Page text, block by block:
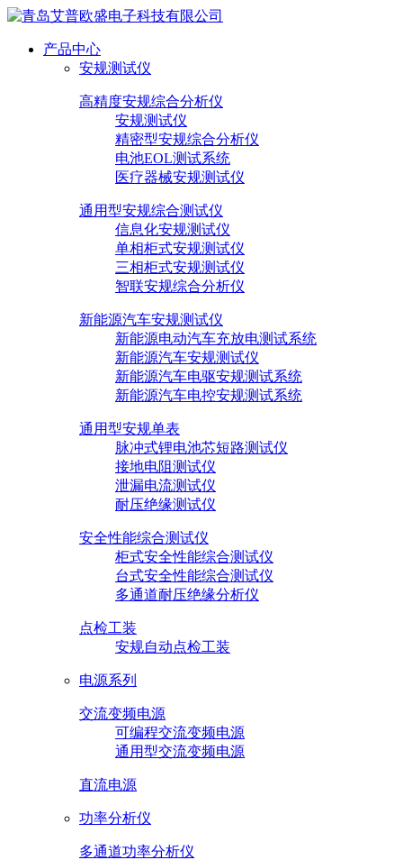
产品中心
安规测试仪
高精度安规综合分析仪
安规测试仪
精密型安规综合分析仪
电池EOL测试系统
医疗器械安规测试仪
通用型安规综合测试仪
信息化安规测试仪
单相柜式安规测试仪
三相柜式安规测试仪
智联安规综合分析仪
新能源汽车安规测试仪
新能源电动汽车充放电测试系统
新能源汽车安规测试仪
新能源汽车电驱安规测试系统
新能源汽车电控安规测试系统
通用型安规单表
脉冲式锂电池芯短路测试仪
接地电阻测试仪
泄漏电流测试仪
耐压绝缘测试仪
安全性能综合测试仪
柜式安全性能综合测试仪
台式安全性能综合测试仪
多通道耐压绝缘分析仪
点检工装
安规自动点检工装
电源系列
交流变频电源
可编程交流变频电源
通用型交流变频电源
直流电源
功率分析仪
多通道功率分析仪